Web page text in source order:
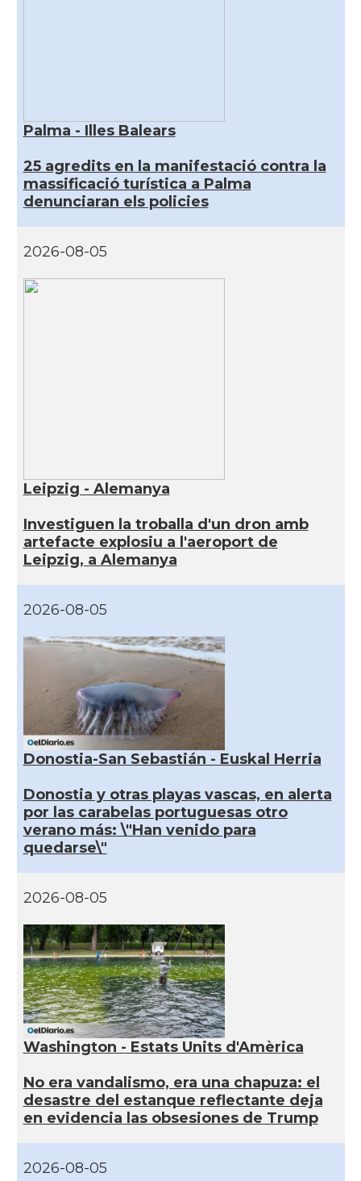
Palma - Illes Balears
25 agredits en la manifestació contra la
massificació turística a Palma
denunciaran els policies
2026-08-05
Leipzig - Alemanya
Investiguen la troballa d'un dron amb
artefacte explosiu a l'aeroport de
Leipzig, a Alemanya
2026-08-05
Donostia-San Sebastián - Euskal Herria
Donostia y otras playas vascas, en alerta
por las carabelas portuguesas otro
verano más: \"Han venido para
quedarse\"
2026-08-05
Washington - Estats Units d'Amèrica
No era vandalismo, era una chapuza: el
desastre del estanque reflectante deja
en evidencia las obsesiones de Trump
2026-08-05